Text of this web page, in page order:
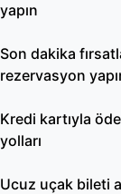
yapın
Son dakika
rezervasyon
Kredi kartıyla
yolları
Ucuz uçak bileti